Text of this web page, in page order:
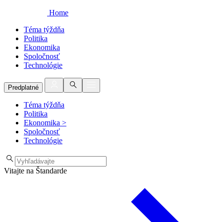
Home
Téma týždňa
Politika
Ekonomika
Spoločnosť
Technológie
Predplatné
Téma týždňa
Politika
Ekonomika >
Spoločnosť
Technológie
Vitajte na Štandarde